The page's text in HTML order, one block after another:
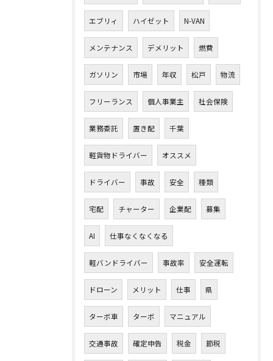
エブリィ ハイゼット N-VAN
メンテナンス デメリット 燃費
ガソリン 市場 年収 松戸 物流
フリーランス 個人事業主 社会保険
業務委託 置き配 千葉
軽貨物ドライバー オススメ
ドライバー 事故 安全 種類
宅配 チャーター 企業配 募集
AI 仕事なくなくなる
軽バンドライバー 事故率 安全運転
ドローン メリット 仕事 県
ターボ車 ターボ マニュアル
交通事故 確定申告 税金 節税